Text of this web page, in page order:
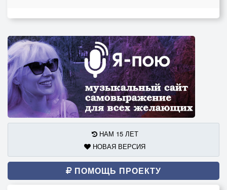
НАМ 15 ЛЕТ
НОВАЯ ВЕРСИЯ
ПОМОЩЬ ПРОЕКТУ